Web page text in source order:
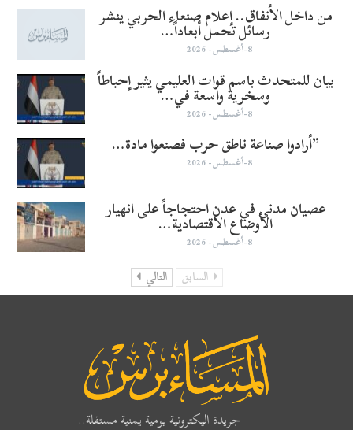
من داخل الأنفاق.. إعلام صنعاء الحربي ينشر
رسائل تحمل أبعاداً…
8-أغسطس- 2026
بيان للمتحدث باسم قوات العليمي يثير إحباطاً
وسخرية واسعة في…
8-أغسطس- 2026
​”أرادوا صناعة ناطق حرب فصنعوا مادة…
8-أغسطس- 2026
عصيان مدني في عدن احتجاجاً على انهيار
الأوضاع الاقتصادية…
8-أغسطس- 2026
السابق التالي
جريدة اليكترونية يومية يمنية مستقلة..